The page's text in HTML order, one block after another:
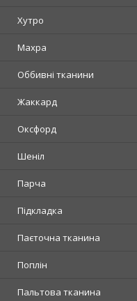
Хутро
Махра
Оббивні тканини
Жаккард
Оксфорд
Шеніл
Парча
Підкладка
Паєточна тканина
Поплін
Пальтова тканина